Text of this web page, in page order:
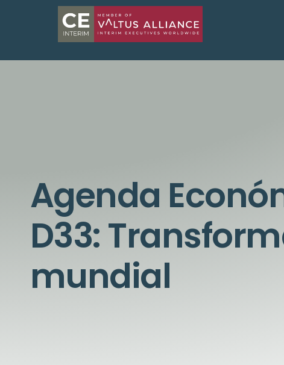
Agenda
D33:
mundial